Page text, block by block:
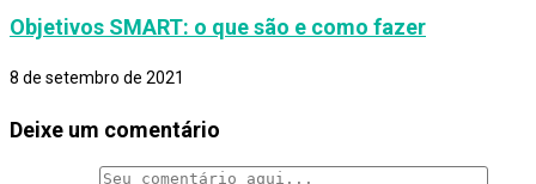
Objetivos SMART: o que são e como fazer
8 de setembro de 2021
Deixe um comentário